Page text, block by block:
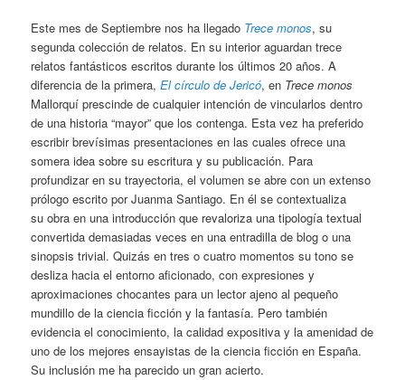
Este mes de Septiembre nos ha llegado Trece monos, su
segunda colección de relatos. En su interior aguardan trece
relatos fantásticos escritos durante los últimos 20 años. A
diferencia de la primera,El círculo de Jericó, en Trece monos
Mallorquí prescinde de cualquier intención de vincularlos dentro
de una historia “mayor” que los contenga. Esta vez ha preferido
escribir brevísimas presentaciones en las cuales ofrece una
somera idea sobre su escritura y su publicación. Para
profundizar en su trayectoria, el volumen se abre con un extenso
prólogo escrito por Juanma Santiago. En él se contextualiza
su obra en una introducción que revaloriza una tipología textual
convertida demasiadas veces en una entradilla de blog o una
sinopsis trivial. Quizás en tres o cuatro momentos su tono se
desliza hacia el entorno aficionado, con expresiones y
aproximaciones chocantes para un lector ajeno al pequeño
mundillo de la ciencia ficción y la fantasía. Pero también
evidencia el conocimiento, la calidad expositiva y la amenidad de
uno de los mejores ensayistas de la ciencia ficción en España.
Su inclusión me ha parecido un gran acierto.